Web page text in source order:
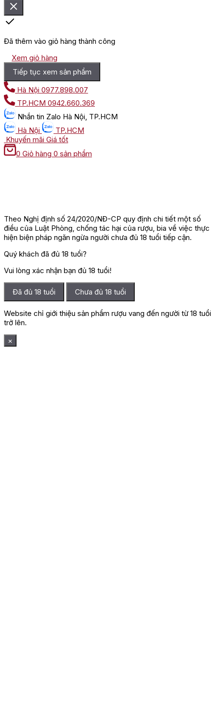
Đã thêm vào giỏ hàng thành công
Xem giỏ hàng
Tiếp tục xem sản phẩm
Hà Nội 0977.898.007
TP.HCM 0942.660.369
Nhắn tin Zalo Hà Nội, TP.HCM
Hà Nội
TP.HCM
Khuyến mãi Giá tốt
0 Giỏ hàng 0 sản phẩm
Theo Nghị định số 24/2020/NĐ-CP quy định chi tiết một số
điều của Luật Phòng, chống tác hại của rượu, bia về việc thực
hiện biện pháp ngăn ngừa người chưa đủ 18 tuổi tiếp cận.
Quý khách đã đủ 18 tuổi?
Vui lòng xác nhận bạn đủ 18 tuổi!
Đã đủ 18 tuổi Chưa đủ 18 tuổi
Website chỉ giới thiệu sản phẩm rượu vang đến người từ 18 tuổi
trở lên.
×